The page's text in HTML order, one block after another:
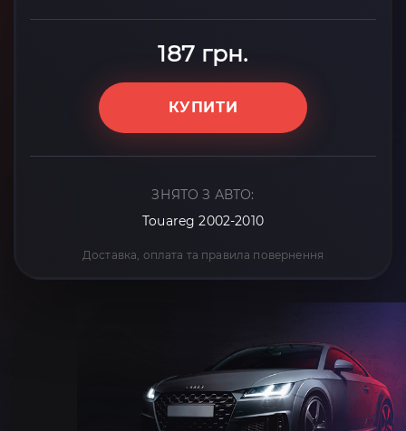
187 грн.
КУПИТИ
ЗНЯТО З АВТО:
Touareg 2002-2010
Доставка, оплата та правила повернення